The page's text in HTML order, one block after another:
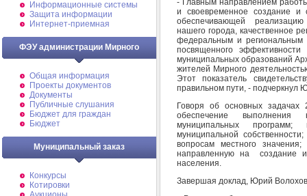
Информационные системы
Защита информации
Интернет-приемная
ФЭУ администрации Мирного
Общая информация
Проекты документов
Документы
Публичные слушания
Бюджет для граждан
Бюджет
Муниципальный заказ
Конкурсы
Котировки
- Главным направлением
и своевременное создание и
обеспечивающей реализацию
нашего города, качественное
федеральным и региональным
посвященного эффективности
муниципальных образований
жителей Мирного
Этот показатель
правильном пути, - подчеркнул
Говоря об основных задачах
обеспечение выполнения
муниципальных программ;
муниципальной
вопросам местного
направленную на создание и
населения.
Завершая доклад, Юрий